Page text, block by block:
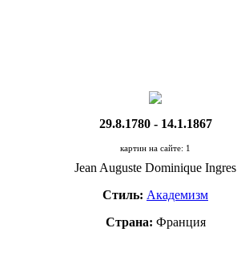
29.8.1780 - 14.1.1867
картин на сайте: 1
Jean Auguste Dominique Ingres
Стиль: Академизм
Страна: Франция